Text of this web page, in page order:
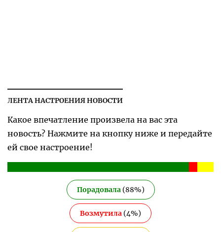
ЛЕНТА НАСТРОЕНИЯ НОВОСТИ
Какое впечатление произвела на вас эта
новость? Нажмите на кнопку ниже и передайте
ей свое настроение!
Порадовала(88%)
Возмутила (4%)